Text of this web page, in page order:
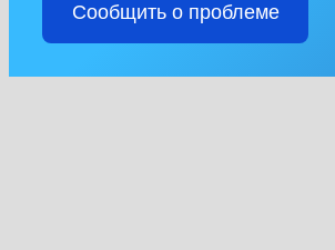
Сообщить о проблеме